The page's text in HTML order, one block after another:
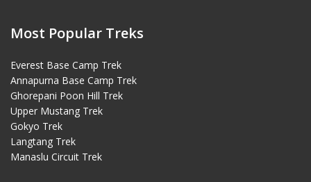
Most Popular Treks
Everest Base Camp Trek
Annapurna Base Camp Trek
Ghorepani Poon Hill Trek
Upper Mustang Trek
Gokyo Trek
Langtang Trek
Manaslu Circuit Trek